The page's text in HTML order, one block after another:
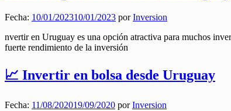
Fecha: 10/01/202310/01/2023 porInversion
nvertir en Uruguay es una opción atractiva para muchos
fuerte rendimiento de la inversión
📈 Invertir en bolsa desde Uruguay
Fecha: 11/08/202019/09/2020 porInversion